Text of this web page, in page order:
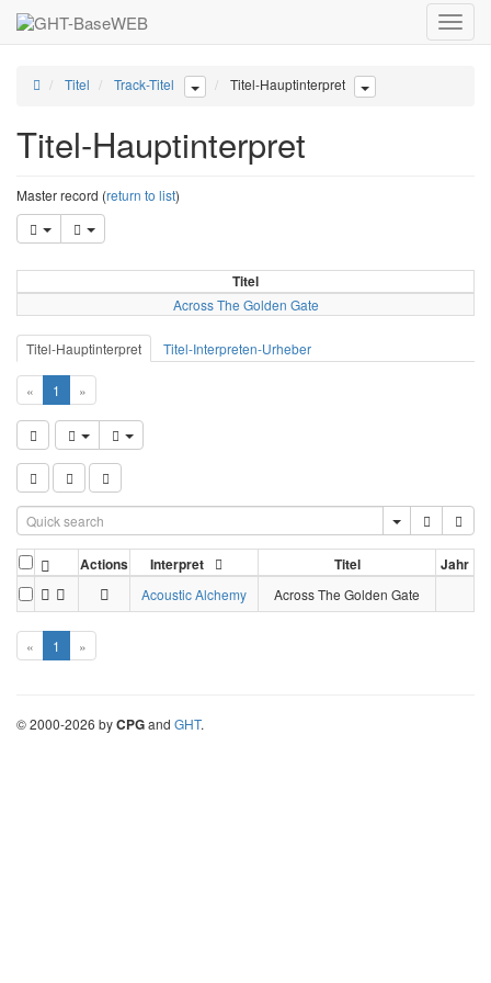
Toggle
Titel Track-Titel Titel-Hauptinterpret
Titel-Hauptinterpret
Master record (return to list)
Titel
Across The Golden Gate
Titel-Hauptinterpret Titel-Interpreten-Urheber
« 1 »
Actions Interpret Titel Jahr
Acoustic Alchemy Across The Golden Gate
« 1 »
©2000-2026 byCPGand GHT.